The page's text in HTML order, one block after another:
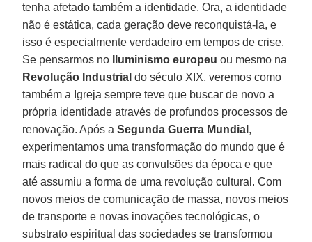
tenha afetado também a identidade. Ora, a identidade
não é estática, cada geração deve reconquistá-la, e
isso é especialmente verdadeiro em tempos de crise.
Se pensarmos no
Iluminismo europeu ou mesmo na
Revolução Industrial do século XIX, veremos como
também a Igreja sempre teve que buscar de novo a
própria identidade através de profundos processos de
renovação. Após aSegunda Guerra Mundial ,
experimentamos uma transformação do mundo que é
mais radical do que as convulsões da época e que
até assumiu a forma de uma revolução cultural. Com
novos meios de comunicação de massa, novos meios
de transporte e novas inovações tecnológicas, o
substrato espiritual das sociedades se transformou